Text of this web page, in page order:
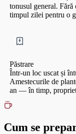
tonusul general.
timpul zilei pentru o
Păstrare
Într-un loc uscat și
Amestecurile de
an — în timp,
Cum se